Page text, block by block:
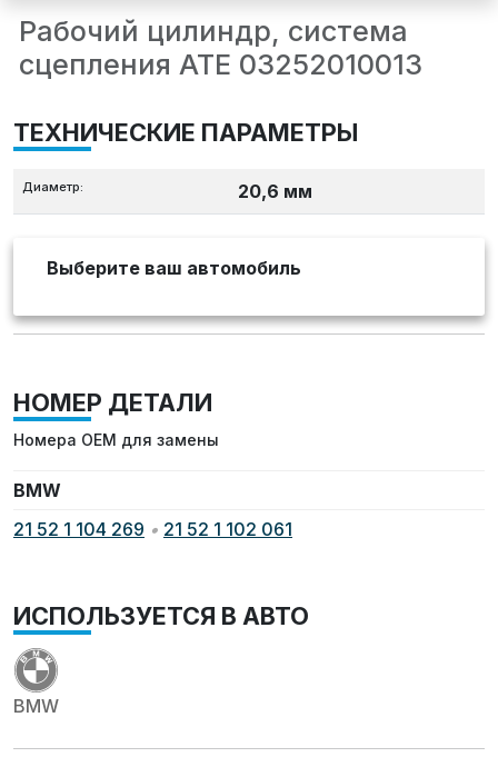
Рабочий цилиндр, система
сцепления ATE 03252010013
ТЕХНИЧЕСКИЕ ПАРАМЕТРЫ
Диаметр: 20,6 мм
Выберите ваш автомобиль
НОМЕР ДЕТАЛИ
Номера OEM для замены
BMW
21 52 1 104 269 • 21 52 1 102 061
ИСПОЛЬЗУЕТСЯ В АВТО
BMW